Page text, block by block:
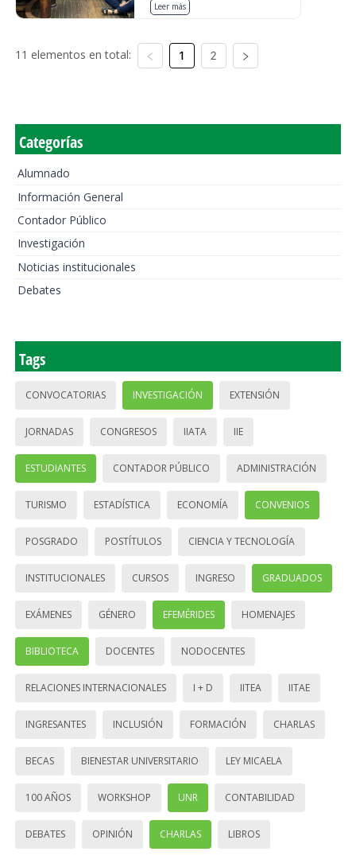
Leer más
11 elementos en total: 1 2
Categorías
Alumnado
Información General
Contador Público
Investigación
Noticias institucionales
Debates
Tags
CONVOCATORIAS INVESTIGACIÓN EXTENSIÓN
JORNADAS CONGRESOS IIATA IIE
ESTUDIANTES CONTADOR PÚBLICO ADMINISTRACIÓN
TURISMO ESTADÍSTICA ECONOMÍA CONVENIOS
POSGRADO POSTÍTULOS CIENCIA Y TECNOLOGÍA
INSTITUCIONALES CURSOS INGRESO GRADUADOS
EXÁMENES GÉNERO EFEMÉRIDES HOMENAJES
BIBLIOTECA DOCENTES NODOCENTES
RELACIONES INTERNACIONALES I + D IITEA IITAE
INGRESANTES INCLUSIÓN FORMACIÓN CHARLAS
BECAS BIENESTAR UNIVERSITARIO LEY MICAELA
100 AÑOS WORKSHOP UNR CONTABILIDAD
DEBATES OPINIÓN CHARLAS LIBROS